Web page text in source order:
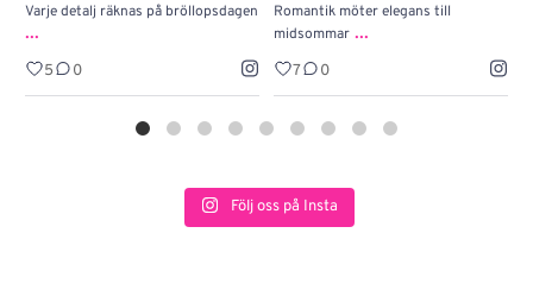
Varje detalj räknas på bröllopsdagen
...
5 0
Romantik möter elegans till
midsommar ...
7 0
Följ oss på Insta